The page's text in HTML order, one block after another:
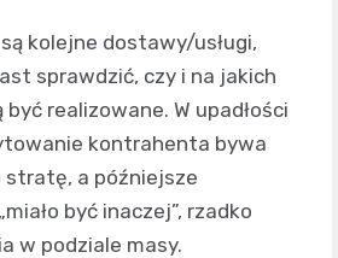
kolejne dostawy/usługi,
sprawdzić, czy i na jakich
realizowane. W upadłości
kontrahenta bywa
stratę, a późniejsze
być inaczej”, rzadko
w podziale masy.